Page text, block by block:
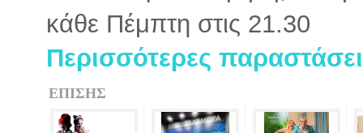
κάθε Πέμπτη στις 21.30
Περισσότερες
ΕΠΙΣΗΣ